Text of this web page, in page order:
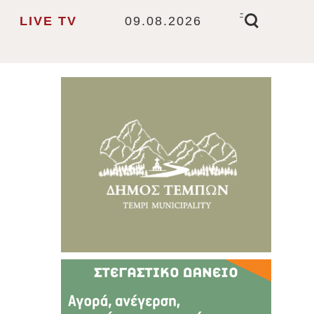
LIVE TV 09.08.2026
-